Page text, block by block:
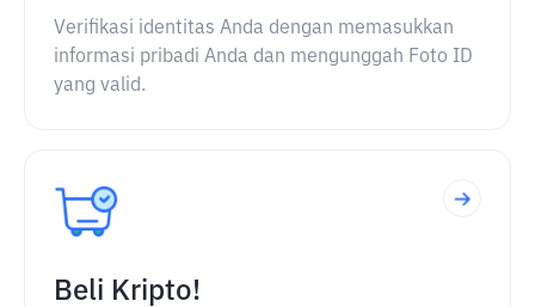
Verifikasi identitas Anda dengan memasukkan
informasi pribadi Anda dan mengunggah Foto ID
yang valid.
Beli Kripto!